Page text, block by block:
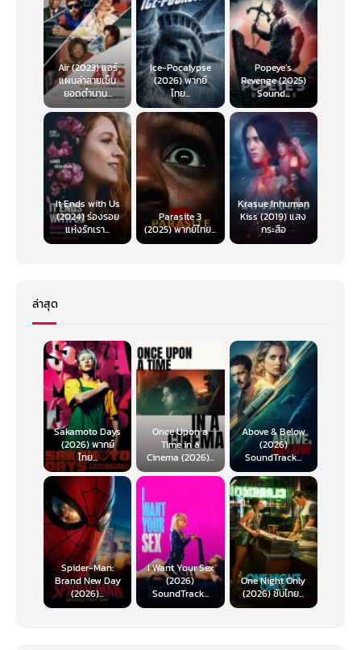
Air (2023) แอร์
แผนล่าลายเซ็น
ยอดตำนาน...
Ice-Pocalypse
(2026) พากย์
ไทย...
Popeye’s
Revenge (2025)
Sound...
It Ends with Us
(2024) ร่องรอย
แห่งรักเรา...
Parasite 3
(2025) พากย์ไทย...
Krasue Inhuman
Kiss (2019) แสง
กระสือ
ล่าสุด
Sakamoto Days
(2026) พากย์
ไทย...
Once Upon a
Time in a
Cinema (2026)...
Above & Below
(2026)
SoundTrack...
Spider-Man:
Brand New Day
(2026)...
I Want Your Sex
(2026)
SoundTrack...
One Night Only
(2026) ซับไทย...